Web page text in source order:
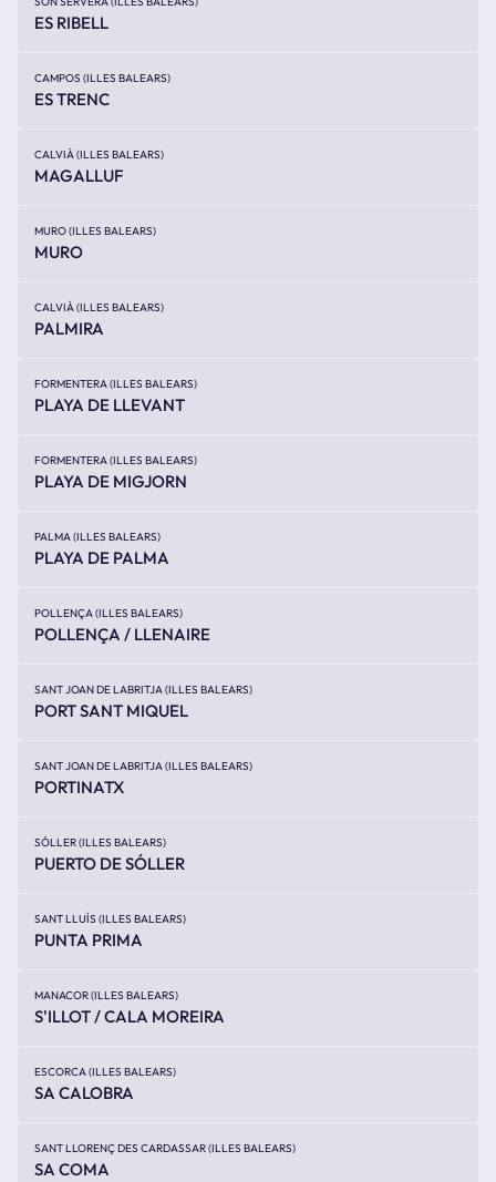
ES RIBELL
CAMPOS (ILLES BALEARS)
ES TRENC
CALVIÀ (ILLES BALEARS)
MAGALLUF
MURO (ILLES BALEARS)
MURO
CALVIÀ (ILLES BALEARS)
PALMIRA
FORMENTERA (ILLES BALEARS)
PLAYA DE LLEVANT
FORMENTERA (ILLES BALEARS)
PLAYA DE MIGJORN
PALMA (ILLES BALEARS)
PLAYA DE PALMA
POLLENÇA (ILLES BALEARS)
POLLENÇA / LLENAIRE
SANT JOAN DE LABRITJA (ILLES BALEARS)
PORT SANT MIQUEL
SANT JOAN DE LABRITJA (ILLES BALEARS)
PORTINATX
SÓLLER (ILLES BALEARS)
PUERTO DE SÓLLER
SANT LLUÍS (ILLES BALEARS)
PUNTA PRIMA
MANACOR (ILLES BALEARS)
S'ILLOT / CALA MOREIRA
ESCORCA (ILLES BALEARS)
SA CALOBRA
SANT LLORENÇ DES CARDASSAR (ILLES BALEARS)
SA COMA